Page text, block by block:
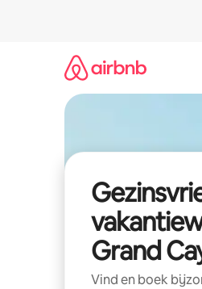
Grand
Vind en boek